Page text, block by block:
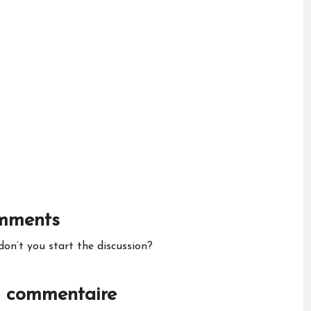
you start the discussion?
commentaire